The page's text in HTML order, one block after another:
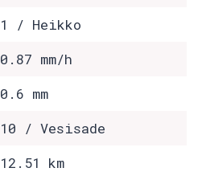
1 / Heikko
0.87 mm/h
0.6 mm
10 / Vesisade
12.51 km